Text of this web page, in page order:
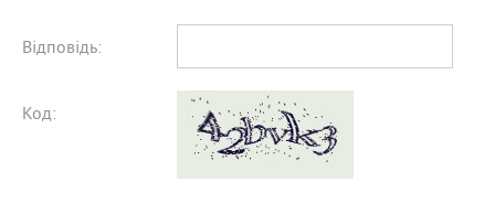
Відповідь:
Код: